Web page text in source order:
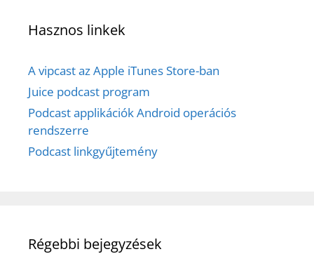
Hasznos linkek
A vipcast az Apple iTunes Store-ban
Juice podcast program
Podcast applikációk Android operációs
rendszerre
Podcast linkgyűjtemény
Régebbi bejegyzések